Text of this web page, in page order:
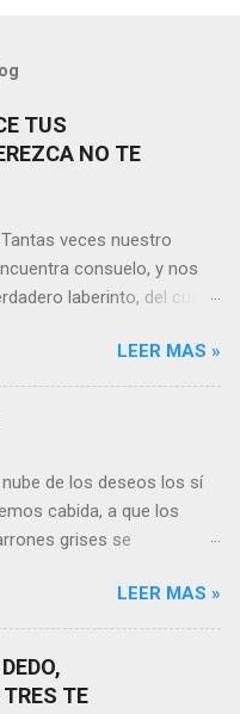
TUS
NO TE
veces nuestro
consuelo, y nos
laberinto, del cual
y las respuestas se
no alcanzamos a
a caso alguien merece
quien esté
ponemos a pensar en
vida todos hemos sufrido
Entonces ¿cómo
tus lágrimas, y quien
llorar”, tal vez
LEER MAS »
de los deseos los sí
cabida, a que los
grises se
por no ver con
Lo claro es que si
En esa puja por decidir,
conceptos y personas
LEER MAS »
TRES TE